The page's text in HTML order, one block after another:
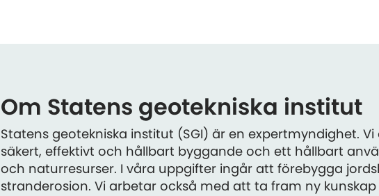
Om Statens geotekniska institut
Statens geotekniska institut (SGI) är en expertmyndighet.
säkert, effektivt och hållbart byggande och ett hållbart
och naturresurser. I våra uppgifter ingår att förebygga
stranderosion. Vi arbetar också med att ta fram ny